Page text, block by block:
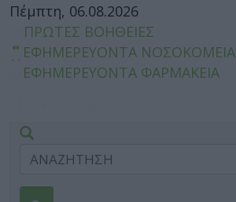
Πέμπτη, 06.08.2026
ΠΡΩΤΕΣ ΒΟΗΘΕΙΕΣ
ΕΦΗΜΕΡΕΥΟΝΤΑ ΝΟΣΟΚΟΜΕΙΑ
ΕΦΗΜΕΡΕΥΟΝΤΑ ΦΑΡΜΑΚΕΙΑ